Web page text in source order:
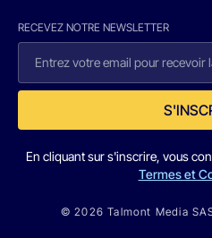
RECEVEZ NOTRE NEWSLETTER
En cliquant sur s'inscrire, vous
Termes et
© 2026 Talmont Media